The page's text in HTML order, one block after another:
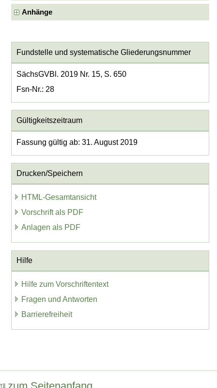
Anhänge
Fundstelle und systematische Gliederungsnummer
SächsGVBl. 2019 Nr. 15, S. 650
Fsn-Nr.: 28
Gültigkeitszeitraum
Fassung gültig ab: 31. August 2019
Drucken/Speichern
HTML-Gesamtansicht
Vorschrift als PDF
Anlagen als PDF
Hilfe
Hilfe zum Vorschriftentext
Fragen und Antworten
Barrierefreiheit